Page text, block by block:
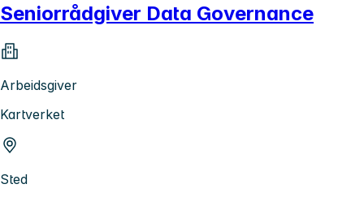
Seniorrådgiver Data Governance
Arbeidsgiver
Kartverket
Sted